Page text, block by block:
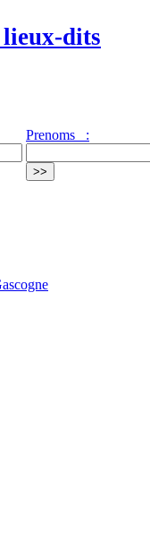
lieux-dits
Prenoms :